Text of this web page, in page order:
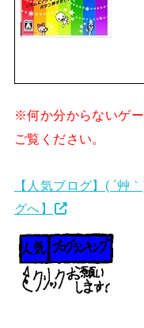
※何か分からないゲ
ご覧ください。
【人気ブログ】( ´艸
グへ】